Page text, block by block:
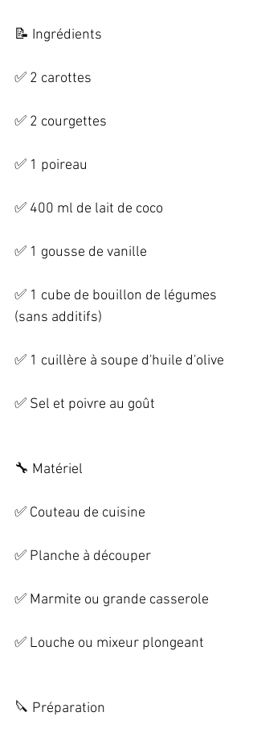
📝 Ingrédients
✅ 2 carottes
✅ 2 courgettes
✅ 1 poireau
✅ 400 ml de lait de coco
✅ 1 gousse de vanille
✅ 1 cube de bouillon de légumes
(sans additifs)
✅ 1 cuillère à soupe d'huile d'olive
✅ Sel et poivre au goût
🔧 Matériel
✅ Couteau de cuisine
✅ Planche à découper
✅ Marmite ou grande casserole
✅ Louche ou mixeur plongeant
🔪 Préparation